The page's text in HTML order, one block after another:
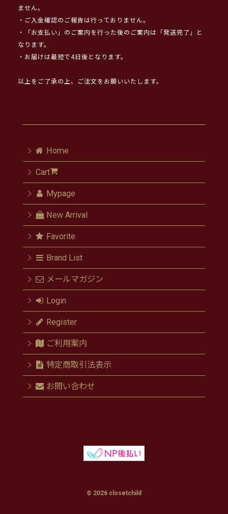
ません。
・ご入金確認のご報告は行っておりません。
・「お支払い」のご案内を行った後のご案内は「発送完了」と
なります。
・お届けは最短で4日後となります。
以上をご了承の上、ご注文をお願いいたします。
Home
Cart
Mypage
New Arrival
Favorite
Brand List
メールマガジン
Login
Register
ご利用案内
特定商取引法表示
お問い合わせ
© 2026 closetchild